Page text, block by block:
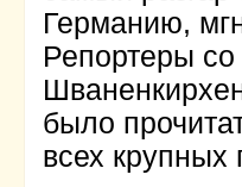
Германию,
Репортеры
было
всех крупных